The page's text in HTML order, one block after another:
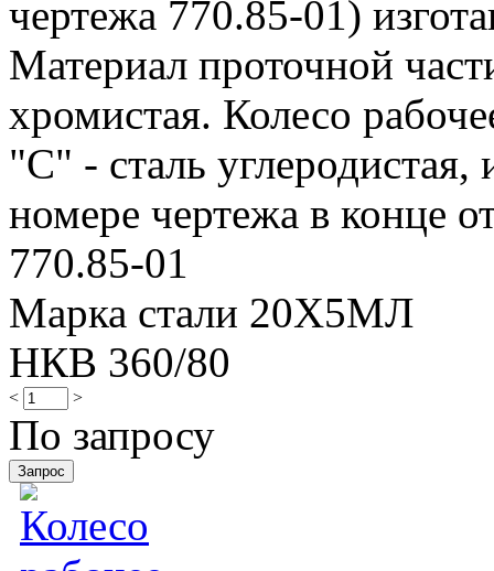
чертежа 770.85-01)
Материал проточной
хромистая. Колесо
"С" - сталь углеродистая,
номере чертежа в конце
770.85-01
Марка стали 20Х5МЛ
НКВ 360/80
< >
По запросу